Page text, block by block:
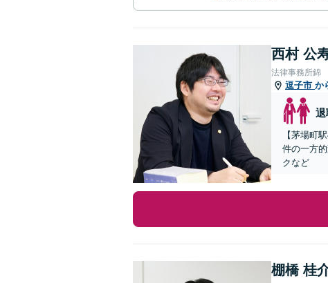
西村 公
法律事務所錦
逗子市 か
退
【茅場町
件の一方
クなど
棚橋 桂